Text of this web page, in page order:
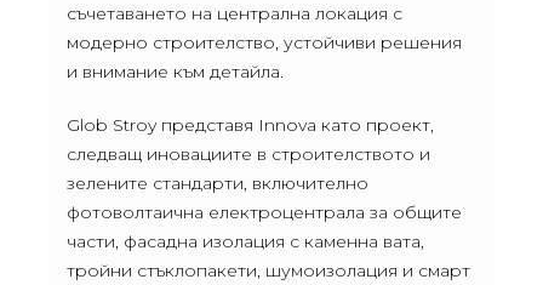
съчетаването на централна локация с
модерно строителство, устойчиви решения
и внимание към детайла.
Glob Stroy представя Innova като проект,
следващ иновациите в строителството и
зелените стандарти, включително
фотоволтаична електроцентрала за общите
части, фасадна изолация с каменна вата,
тройни стъклопакети, шумоизолация и смарт